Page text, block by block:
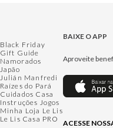
Black Friday
Gift Guide
Namorados
Japão
Julián Manfredi
Raízes do Pará
Cuidados Casa
Instruções Jogos
Minha Loja Le Lis
Le Lis Casa PRO
BAIXE O APP
Aproveite
ACESSE